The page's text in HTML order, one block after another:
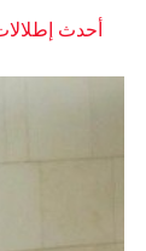
أحدث